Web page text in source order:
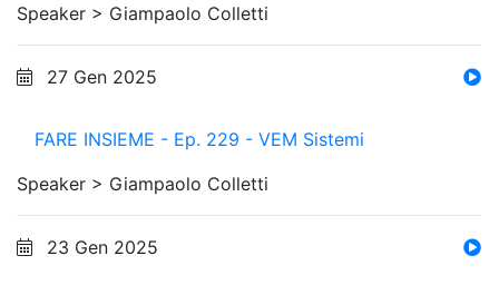
Speaker > Giampaolo Colletti
27 Gen 2025
FARE INSIEME - Ep. 229 - VEM Sistemi
Speaker > Giampaolo Colletti
23 Gen 2025